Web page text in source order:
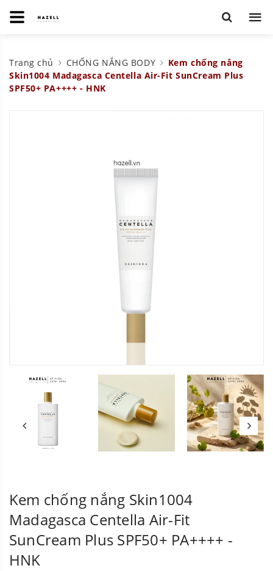
Trang chủ CHỐNG NẮNG BODY
Kem chống nắng
Skin1004 Madagasca Centella Air-Fit SunCream Plus
SPF50+ PA++++ - HNK
Kem chống nắng Skin1004
Madagasca Centella Air-Fit
SunCream Plus SPF50+ PA++++ -
HNK